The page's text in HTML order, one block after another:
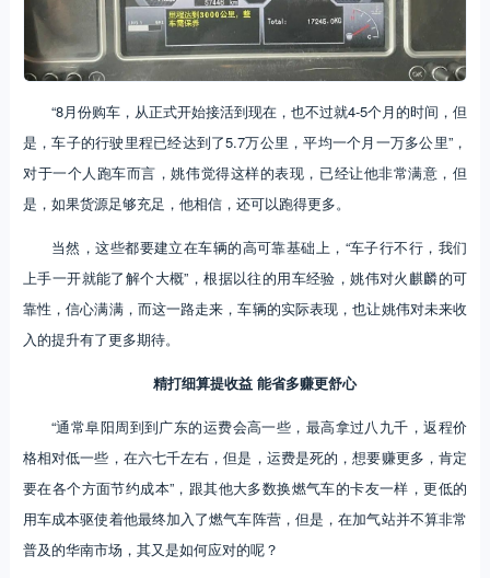
“8月份购车，从正式开始接活到现在，也不过就4-5个月的时间，但
是，车子的行驶里程已经达到了5.7万公里，平均一个月一万多公里”，
对于一个人跑车而言，姚伟觉得这样的表现，已经让他非常满意，但
是，如果货源足够充足，他相信，还可以跑得更多。
当然，这些都要建立在车辆的高可靠基础上，“车子行不行，我们
上手一开就能了解个大概”，根据以往的用车经验，姚伟对火麒麟的可
靠性，信心满满，而这一路走来，车辆的实际表现，也让姚伟对未来收
入的提升有了更多期待。
精打细算提收益 能省多赚更舒心
“通常阜阳周到到广东的运费会高一些，最高拿过八九千，返程价
格相对低一些，在六七千左右，但是，运费是死的，想要赚更多，肯定
要在各个方面节约成本”，跟其他大多数换燃气车的卡友一样，更低的
用车成本驱使着他最终加入了燃气车阵营，但是，在加气站并不算非常
普及的华南市场，其又是如何应对的呢？